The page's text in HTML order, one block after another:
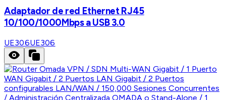
Adaptador de red Ethernet RJ45
10/100/1000Mbps a USB 3.0
UE306UE306